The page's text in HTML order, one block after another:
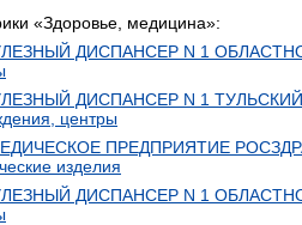
«Здоровье, медицина»:
ДИСПАНСЕР N 1
ДИСПАНСЕР N 1
центры
ПРЕДПРИЯТИЕ
изделия
ДИСПАНСЕР N 1